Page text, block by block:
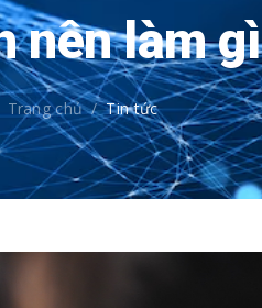
nên làm
Trang chủ / Tin tức